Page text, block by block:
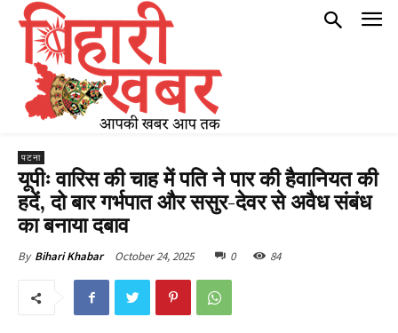
पटना
यूपीः वारिस की चाह में पति ने पार की हैवानियत की
हदें, दो बार गर्भपात और ससुर-देवर से अवैध संबंध
का बनाया दबाव
By Bihari Khabar October 24, 2025 0 84